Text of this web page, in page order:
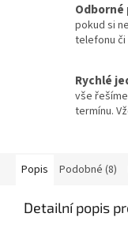
pokud si
telefonu či
Rychlé
vše
termínu.
Popis Podobné (8)
Detailní popis